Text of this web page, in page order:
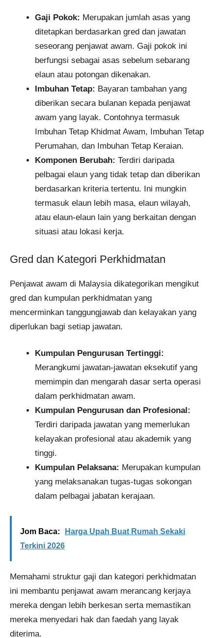
Gaji Pokok: Merupakan jumlah asas yang
ditetapkan berdasarkan gred dan jawatan
seseorang penjawat awam. Gaji pokok ini
berfungsi sebagai asas sebelum sebarang
elaun atau potongan dikenakan.
Imbuhan Tetap: Bayaran tambahan yang
diberikan secara bulanan kepada penjawat
awam yang layak. Contohnya termasuk
Imbuhan Tetap Khidmat Awam, Imbuhan Tetap
Perumahan, dan Imbuhan Tetap Keraian.
Komponen Berubah: Terdiri daripada
pelbagai elaun yang tidak tetap dan diberikan
berdasarkan kriteria tertentu. Ini mungkin
termasuk elaun lebih masa, elaun wilayah,
atau elaun-elaun lain yang berkaitan dengan
situasi atau lokasi kerja.
Gred dan Kategori Perkhidmatan
Penjawat awam di Malaysia dikategorikan mengikut
gred dan kumpulan perkhidmatan yang
mencerminkan tanggungjawab dan kelayakan yang
diperlukan bagi setiap jawatan.
Kumpulan Pengurusan Tertinggi:
Merangkumi jawatan-jawatan eksekutif yang
memimpin dan mengarah dasar serta operasi
dalam perkhidmatan awam.
Kumpulan Pengurusan dan Profesional:
Terdiri daripada jawatan yang memerlukan
kelayakan profesional atau akademik yang
tinggi.
Kumpulan Pelaksana: Merupakan kumpulan
yang melaksanakan tugas-tugas sokongan
dalam pelbagai jabatan kerajaan.
Jom Baca:
Harga Upah Buat Rumah Sekaki​
Terkini 2026
Memahami struktur gaji dan kategori perkhidmatan
ini membantu penjawat awam merancang kerjaya
mereka dengan lebih berkesan serta memastikan
mereka menyedari hak dan faedah yang layak
diterima.